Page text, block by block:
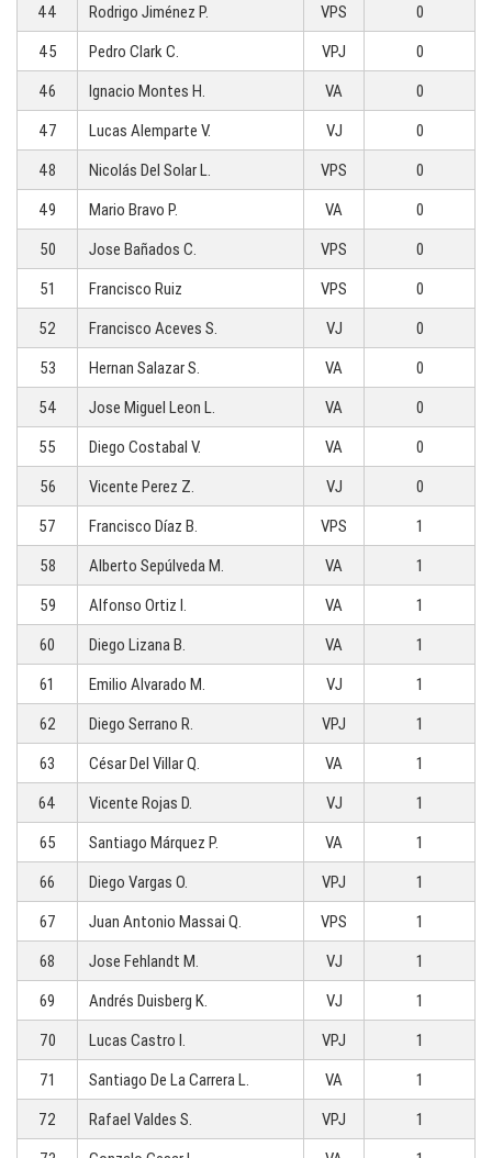
44
Rodrigo Jiménez P. VPS
0
45
Pedro Clark C. VPJ
0
46
Ignacio Montes H. VA
0
47
Lucas Alemparte V. VJ
0
48
Nicolás Del Solar L. VPS
0
49
Mario Bravo P. VA
0
50
Jose Bañados C. VPS
0
51
Francisco Ruiz VPS
0
52
Francisco Aceves S. VJ
0
53
Hernan Salazar S. VA
0
54
Jose Miguel Leon L. VA
0
55
Diego Costabal V. VA
0
56
Vicente Perez Z. VJ
0
57
Francisco Díaz B. VPS
1
58
Alberto Sepúlveda M. VA
1
59
Alfonso Ortiz I. VA
1
60
Diego Lizana B. VA
1
61
Emilio Alvarado M. VJ
1
62
Diego Serrano R. VPJ
1
63
César Del Villar Q. VA
1
64
Vicente Rojas D. VJ
1
65
Santiago Márquez P. VA
1
66
Diego Vargas O. VPJ
1
67
Juan Antonio Massai Q. VPS
1
68
Jose Fehlandt M. VJ
1
69
Andrés Duisberg K. VJ
1
70
Lucas Castro I. VPJ
1
71
Santiago De La Carrera L. VA
1
72
Rafael Valdes S. VPJ
1